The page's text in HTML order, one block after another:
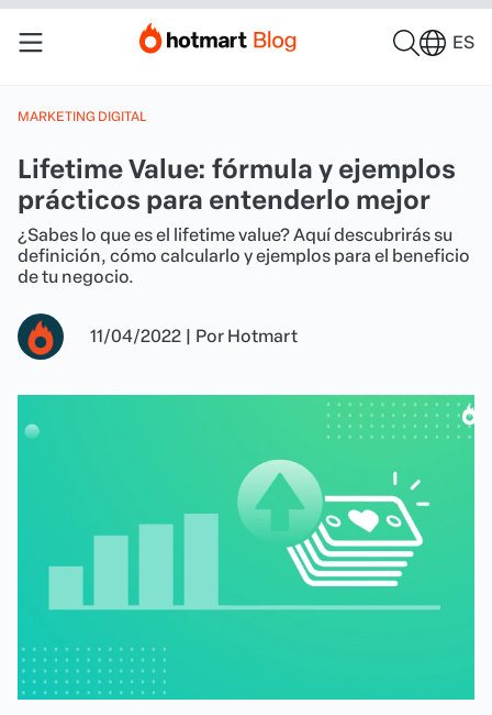
ES
MARKETING DIGITAL
Lifetime Value: fórmula y ejemplos
prácticos para entenderlo mejor
¿Sabes lo que es el lifetime value? Aquí descubrirás su
definición, cómo calcularlo y ejemplos para el beneficio
de tu negocio.
11/04/2022 | Por Hotmart